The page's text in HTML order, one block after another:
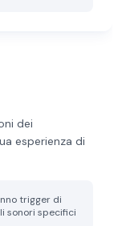
dei
esperienza di
trigger di
sonori specifici